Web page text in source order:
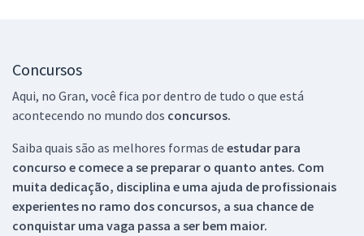
Concursos
Aqui, no Gran, você fica por dentro de tudo o que está
acontecendo no mundo dos concursos.
Saiba quais são as melhores formas de estudar para
concurso e comece a se preparar o quanto antes. Com
muita dedicação, disciplina e uma ajuda de profissionais
experientes no ramo dos concursos, a sua chance de
conquistar uma vaga passa a ser bem maior.